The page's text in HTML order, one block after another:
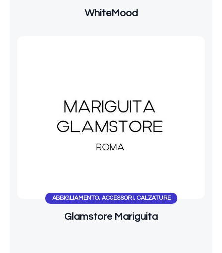
WhiteMood
ABBIGLIAMENTO, ACCESSORI, CALZATURE
Glamstore Mariguita